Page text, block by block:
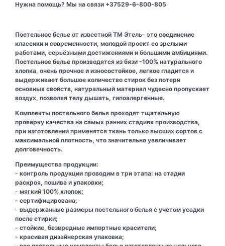
Нужна помощь? Мы на связи +37529-6-800-805
Постельное белье от известной ТМ Этель- это соединение
классики и современности, молодой проект со зрелыми
работами, серьёзными достижениями и большими амбициями.
Постельное белье производятся из бязи -100% натурального
хлопка, очень прочное и износостойкое, легкое гладится и
выдерживает большое количество стирок без потери
основных свойств, натуральный материал чудесно пропускает
воздух, позволяя телу дышать, гипоалергенные.
Комплекты постельного белья проходят тщательную
проверку качества на самых ранних стадиях производства,
при изготовлении применятся ткань только высших сортов с
максимальной плотность, что значительно увеличивает
долговечность.
Преимущества продукции:
- контроль продукции проводим в три этапа: на стадии
раскроя, пошива и упаковки;
- мягкий 100% хлопок;
- сертифицирована;
- выдержанные размеры постельного белья с учетом усадки
после стирки;
- стойкие, безвредные импортные красители;
- красивая дизайнерская упаковка;